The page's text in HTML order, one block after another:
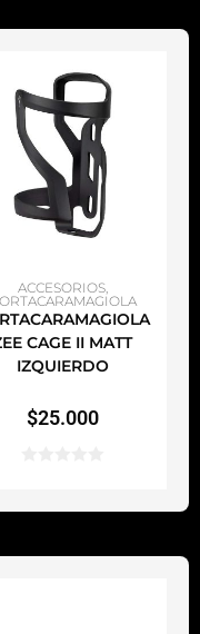
AL CARRITO
ACCESORIOS,
CAGE II MATT
IZQUIERDO
$25.000